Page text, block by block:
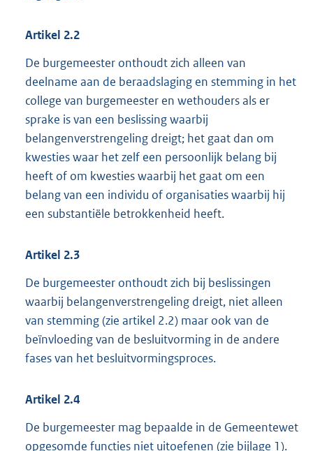
Artikel 2.2
De burgemeester onthoudt zich alleen van
deelname aan de beraadslaging en stemming in het
college van burgemeester en wethouders als er
sprake is van een beslissing waarbij
belangenverstrengeling dreigt; het gaat dan om
kwesties waar het zelf een persoonlijk belang bij
heeft of om kwesties waarbij het gaat om een
belang van een individu of organisaties waarbij hij
een substantiële betrokkenheid heeft.
Artikel 2.3
De burgemeester onthoudt zich bij beslissingen
waarbij belangenverstrengeling dreigt, niet alleen
van stemming (zie artikel 2.2) maar ook van de
beïnvloeding van de besluitvorming in de andere
fases van het besluitvormingsproces.
Artikel 2.4
De burgemeester mag bepaalde in de Gemeentewet
opgesomde functies niet uitoefenen (zie bijlage 1).